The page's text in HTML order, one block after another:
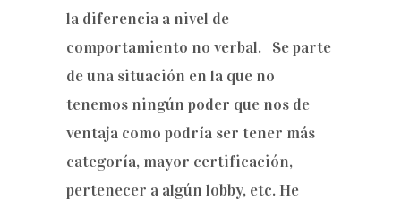
la diferencia a nivel de
comportamiento no verbal. Se parte
de una situación en la que no
tenemos ningún poder que nos de
ventaja como podría ser tener más
categoría, mayor certificación,
pertenecer a algún lobby, etc. He